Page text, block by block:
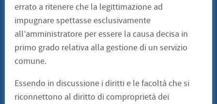
errato a ritenere che la legittimazione ad
impugnare spettasse esclusivamente
all’amministratore per essere la causa decisa in
primo grado relativa alla gestione di un servizio
comune.
Essendo in discussione i diritti e le facoltà che si
riconnettono al diritto di comproprietà dei